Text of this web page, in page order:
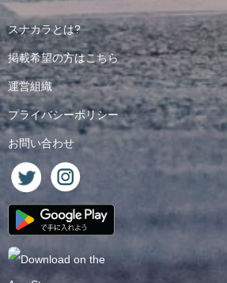
スナカラとは?
掲載希望の方はこちら
運営組織
プライバシーポリシー
お問い合わせ